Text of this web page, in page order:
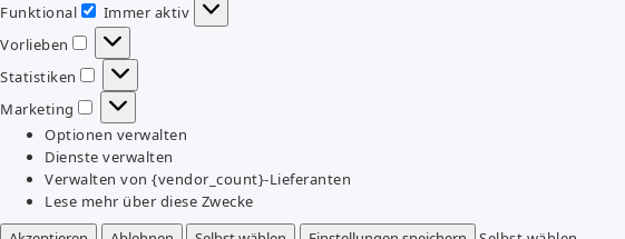
Funktional
Funktional
Immer aktiv
Vorlieben
Vorlieben
Statistiken
Statistiken
Marketing
Marketing
Optionen verwalten
Dienste verwalten
Verwalten von {vendor_count}-Lieferanten
Lese mehr über diese Zwecke